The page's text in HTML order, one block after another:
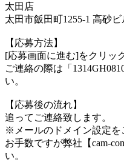
太田店
太田市飯田町1255-1 高砂
【応募方法】
[応募画面に進む]をクリッ
ご連絡の際は「
い。
【応募後の流れ】
追ってご連絡致します。
※メールのドメイン設定を
お手数ですが弊社【cam-
い。